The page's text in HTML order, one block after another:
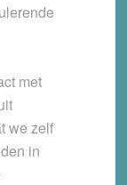
met
we zelf
in